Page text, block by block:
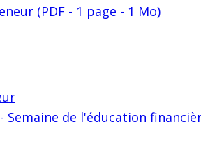
(PDF - 1 page - 1 Mo)
de l'éducation